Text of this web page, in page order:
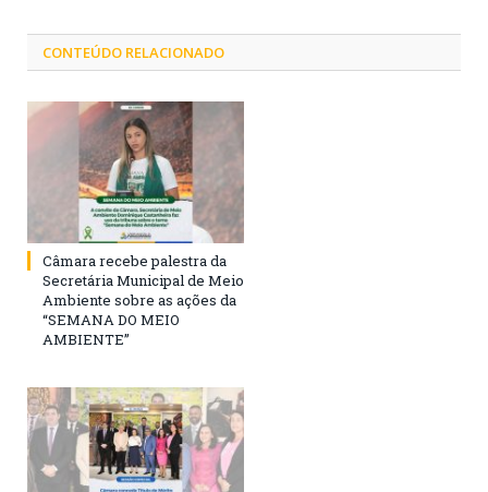
CONTEÚDO RELACIONADO
Câmara recebe palestra da
Secretária Municipal de Meio
Ambiente sobre as ações da
“SEMANA DO MEIO
AMBIENTE”